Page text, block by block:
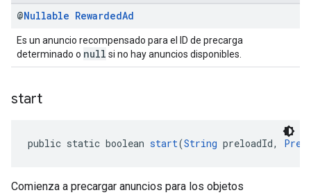
@Nullable RewardedAd
Es un anuncio recompensado para el ID de precarga
determinado o null si no hay anuncios disponibles.
start
public static boolean start(String preloadId,
Comienza a precargar anuncios para los objetos